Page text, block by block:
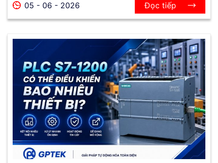
05 - 06 - 2026 Đọc tiếp